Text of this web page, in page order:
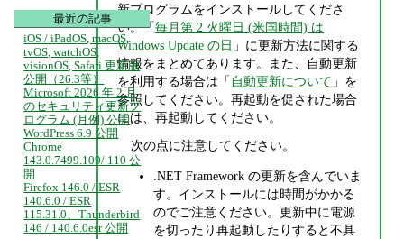
新プログラムをインストールしてくださ
い。「毎月第 2 火曜日 (米国時間) は
Windows Update の日 」に更新方法に関する
情報をまとめてあります。また、自動更新
を利用する場合は「 自動更新について 」を
参照してください。再起動を促された場合
には、再起動してください。
次の点に注意してください。
.NET Framework の更新を含んでいま
す。インストールには時間がかかる
のでご注意ください。更新中に電源
を切ったり再起動したりすると不具
最近の記事
iOS / iPadOS, macOS,
tvOS, watchOS,
visionOS, Safari 更新版
公開（26.3等）
Microsoft 2026 年 2 月
のセキュリティ更新プ
ログラム (月例) 公開
WordPress 6.9 公開
Chrome
143.0.7499.109/.110 公
開
Firefox 146.0 / ESR
140.6.0 / ESR
115.31.0、Thunderbird
146 / 140.6.0esr 公開